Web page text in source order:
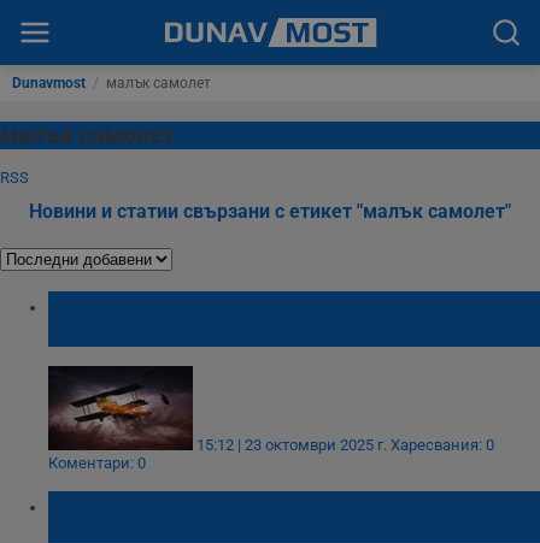
Dunavmost / малък самолет
малък самолет
RSS
Новини и статии свързани с етикет "малък самолет"
15:12 | 23 октомври 2025 г. Харесвания: 0
Коментари: 0